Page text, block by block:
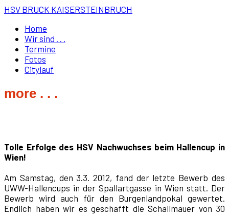
HSV BRUCK KAISERSTEINBRUCH
Home
Wir sind . . .
Termine
Fotos
Citylauf
more . . .
Tolle Erfolge des HSV Nachwuchses beim Hallencup in
Wien!
Am Samstag, den 3.3. 2012, fand der letzte Bewerb des
UWW-Hallencups in der Spallartgasse in Wien statt. Der
Bewerb wird auch für den Burgenlandpokal gewertet.
Endlich haben wir es geschafft die Schallmauer von 30